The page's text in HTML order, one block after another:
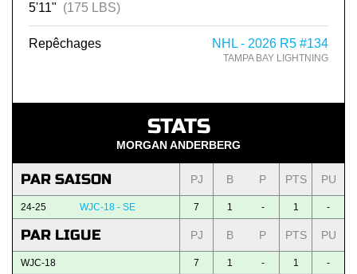
5'11" (175 LBS)
Repêchages NHL - 2026 R5 #134
TAMPA BAY LIGHTNING
STATS
MORGAN ANDERBERG
PAR SAISON PJ B P PTS PU
24-25 WJC-18 - SE 7 1 - 1 -
PAR LIGUE PJ B P PTS PU
WJC-18 7 1 - 1 -